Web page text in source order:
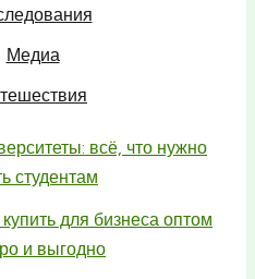
Медиа
всё, что нужно
студентам
для бизнеса оптом
и выгодно